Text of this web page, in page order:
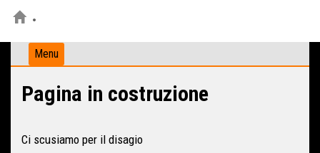
Menu
Pagina in costruzione
Ci scusiamo per il disagio